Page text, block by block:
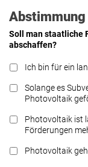
Abstimmung
Soll man staatliche
abschaffen?
Ich bin für ein
Solange es
Photovoltaik
Photovoltaik ist
Förderungen
Photovoltaik